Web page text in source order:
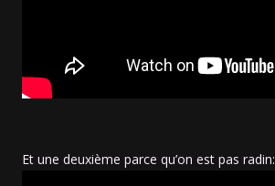
Et une deuxième parce qu’on est pas radin: